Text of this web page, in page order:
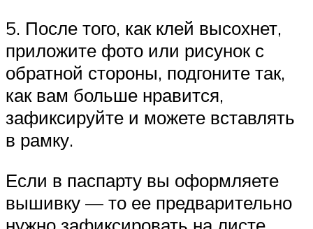
5. После того, как клей высохнет,
приложите фото или рисунок с
обратной стороны, подгоните так,
как вам больше нравится,
зафиксируйте и можете вставлять
в рамку.
Если в паспарту вы оформляете
вышивку — то ее предварительно